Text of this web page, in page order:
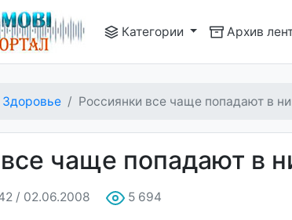
Категории Архив
Здоровье Россиянки все чаще попадают в
чаще попадают в
/ 02.06.2008 5 694